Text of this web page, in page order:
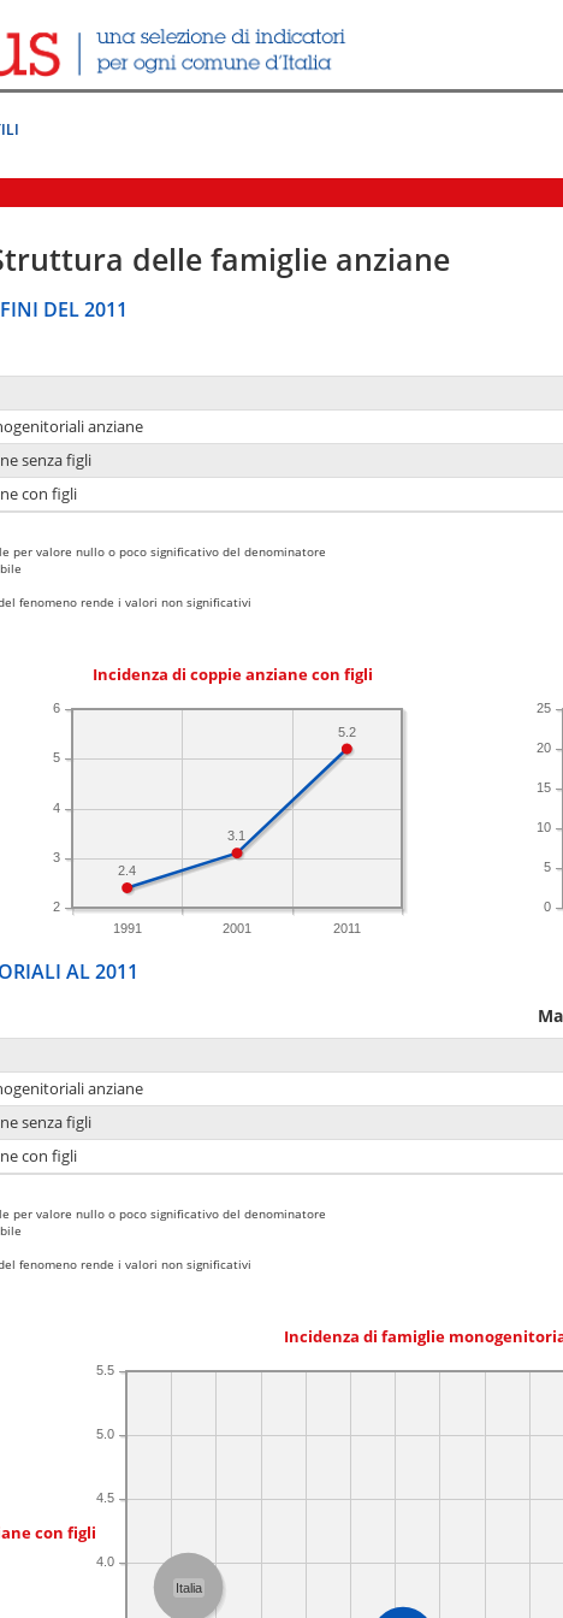
delle famiglie anziane
DEL 2011
anziane
senza figli
con figli
per valore nullo o poco significativo del denominatore
fenomeno rende i valori non significativi
Incidenza di coppie anziane con figli
1991 2001 2011
2
3
4
5
6
5.2
3.1
2.4
0
5
10
15
20
25
AL 2011
anziane
senza figli
con figli
per valore nullo o poco significativo del denominatore
fenomeno rende i valori non significativi
Incidenza di famiglie
con figli
4.0
4.5
5.0
5.5
Italia